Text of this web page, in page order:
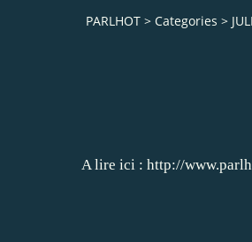
PARLHOT > Categories >
A lire ici : http://